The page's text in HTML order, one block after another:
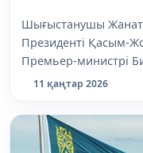
Шығыстанушы
Президенті Қасым-
Премьер-министрі
11 қаңтар 2026